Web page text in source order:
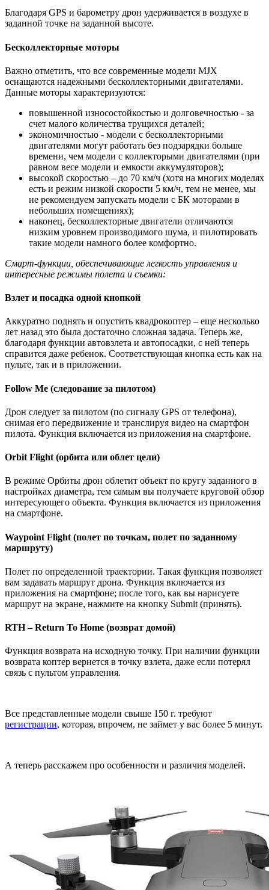
Благодаря GPS и барометру дрон удерживается в воздухе в
заданной точке на заданной высоте.
Бесколлекторные моторы
Важно отметить, что все современные модели MJX
оснащаются надежными бесколлекторными двигателями.
Данные моторы характеризуются:
повышенной износостойкостью и долговечностью - за
счет малого количества трущихся деталей;
экономичностью - модели с бесколлекторными
двигателями могут работать без подзарядки больше
времени, чем модели с коллекторыми двигателями (при
равном весе модели и емкости аккумуляторов);
высокой скоростью – до 70 км/ч (хотя на многих моделях
есть и режим низкой скорости 5 км/ч, тем не менее, мы
не рекомендуем запускать модели с БК моторами в
небольших помещениях);
наконец, бесколлекторные двигатели отличаются
низким уровнем производимого шума, и пилотировать
такие модели намного более комфортно.
Смарт-функции, обеспечивающие легкость управления и
интересные режимы полета и съемки:
Взлет и посадка одной кнопкой
Аккуратно поднять и опустить квадрокоптер – еще несколько
лет назад это была достаточно сложная задача. Теперь же,
благодаря функции автовзлета и автопосадки, с ней теперь
справится даже ребенок. Соответствующая кнопка есть как на
пульте, так и в приложении.
Follow Me (следование за пилотом)
Дрон следует за пилотом (по сигналу GPS от телефона),
снимая его передвижение и транслируя видео на смартфон
пилота. Функция включается из приложения на смартфоне.
Orbit Flight (орбита или облет цели)
В режиме Орбиты дрон облетит объект по кругу заданного в
настройках диаметра, тем самым вы получаете круговой обзор
интересующего объекта. Функция включается из приложения
на смартфоне.
Waypoint Flight (полет по точкам, полет по заданному
маршруту)
Полет по определенной траектории. Такая функция позволяет
вам задавать маршрут дрона. Функция включается из
приложения на смартфоне; после того, как вы нарисуете
маршрут на экране, нажмите на кнопку Submit (принять).
RTH – Return To Home (возврат домой)
Функция возврата на исходную точку. При наличии функции
возврата коптер вернется в точку взлета, даже если потерял
связь с пультом управления.
Все представленные модели свыше 150 г. требуют
регистрации, которая, впрочем, не займет у вас более 5 минут.
А теперь расскажем про особенности и различия моделей.